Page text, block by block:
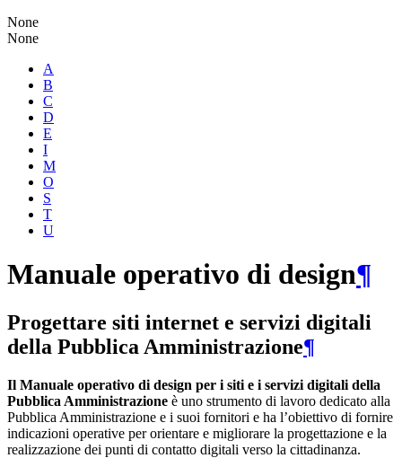
None
None
A
B
C
D
E
I
M
O
S
T
U
Manuale operativo di design¶
Progettare siti internet e servizi digitali
della Pubblica Amministrazione¶
Il Manuale operativo di design per i siti e i servizi digitali della
Pubblica Amministrazione è uno strumento di lavoro dedicato alla
Pubblica Amministrazione e i suoi fornitori e ha l’obiettivo di fornire
indicazioni operative per orientare e migliorare la progettazione e la
realizzazione dei punti di contatto digitali verso la cittadinanza.